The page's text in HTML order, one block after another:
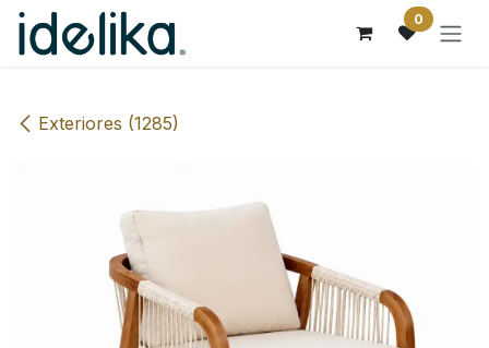
Ir al contenido 0
Exteriores (1285)